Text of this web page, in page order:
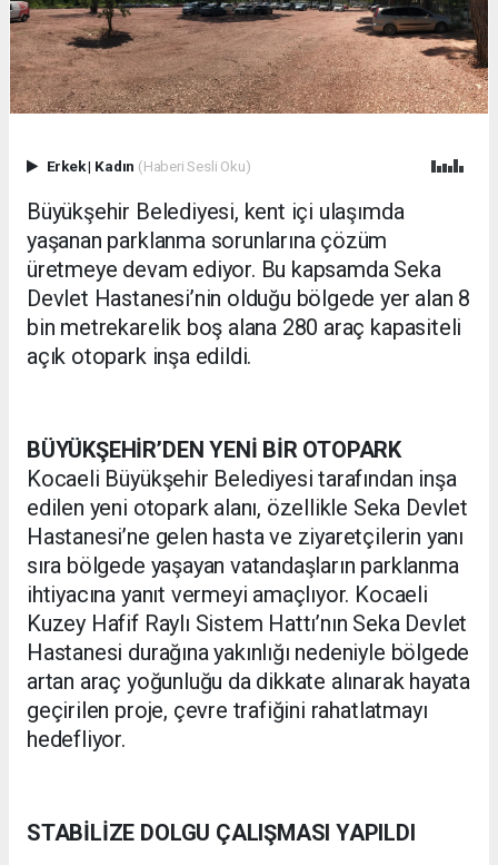
Erkek| Kadın (Haberi Sesli Oku)
Büyükşehir Belediyesi, kent içi ulaşımda
yaşanan parklanma sorunlarına çözüm
üretmeye devam ediyor. Bu kapsamda Seka
Devlet Hastanesi’nin olduğu bölgede yer alan 8
bin metrekarelik boş alana 280 araç kapasiteli
açık otopark inşa edildi.
BÜYÜKŞEHİR’DEN YENİ BİR OTOPARK
Kocaeli Büyükşehir Belediyesi tarafından inşa
edilen yeni otopark alanı, özellikle Seka Devlet
Hastanesi’ne gelen hasta ve ziyaretçilerin yanı
sıra bölgede yaşayan vatandaşların parklanma
ihtiyacına yanıt vermeyi amaçlıyor. Kocaeli
Kuzey Hafif Raylı Sistem Hattı’nın Seka Devlet
Hastanesi durağına yakınlığı nedeniyle bölgede
artan araç yoğunluğu da dikkate alınarak hayata
geçirilen proje, çevre trafiğini rahatlatmayı
hedefliyor.
STABİLİZE DOLGU ÇALIŞMASI YAPILDI